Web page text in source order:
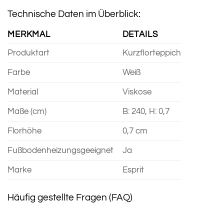
Technische Daten im Überblick:
MERKMAL DETAILS
Produktart Kurzflorteppich
Farbe Weiß
Material Viskose
Maße (cm) B: 240, H: 0,7
Florhöhe 0,7 cm
Fußbodenheizungsgeeignet Ja
Marke Esprit
Häufig gestellte Fragen (FAQ)